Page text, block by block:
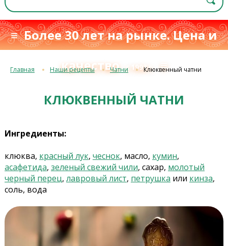
≡ Более 30 лет на рынке. Цена и
качествос 1993 г.≡
Главная Наши рецепты Чатни Клюквенный чатни
КЛЮКВЕННЫЙ ЧАТНИ
Ингредиенты:
клюква, красный лук, чеснок, масло, кумин,
асафетида, зеленый свежий чили, сахар, молотый
черный перец, лавровый лист, петрушка или кинза,
соль, вода